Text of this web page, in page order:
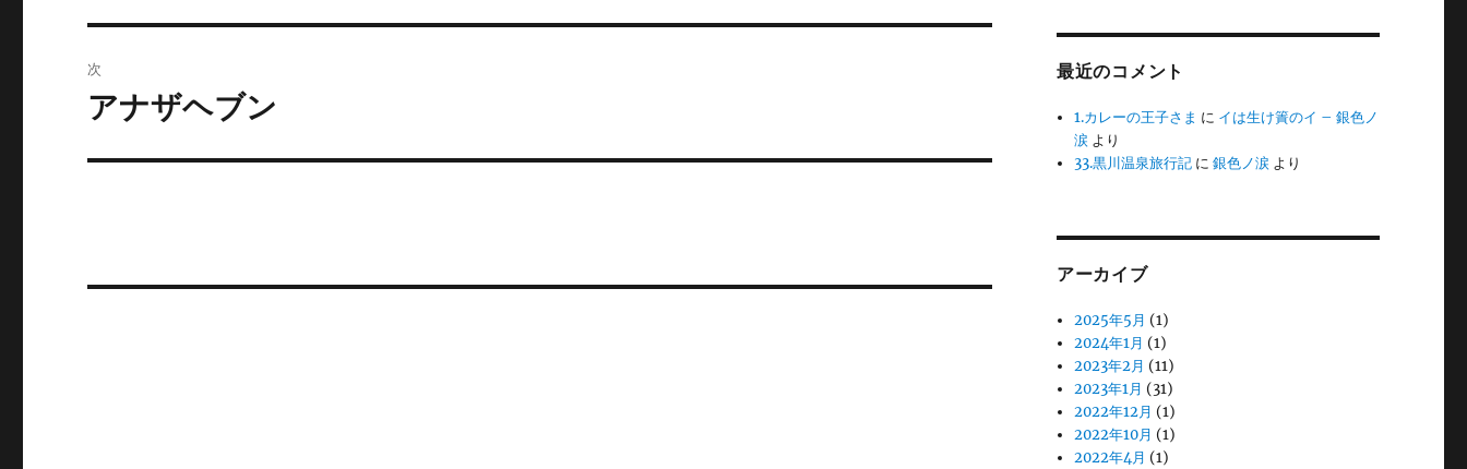
ゲ
ン
投
稿:
次
次
投
アナザヘブン
最近のコメント
1.カレーの王子さま に イは生け簀のイ – 銀色ノ
涙 より
33.黒川温泉旅行記 に銀色ノ涙 より
アーカイブ
2025年5月 (1)
2024年1月 (1)
2023年2月 (11)
2023年1月 (31)
2022年12月 (1)
2022年10月 (1)
2022年4月 (1)